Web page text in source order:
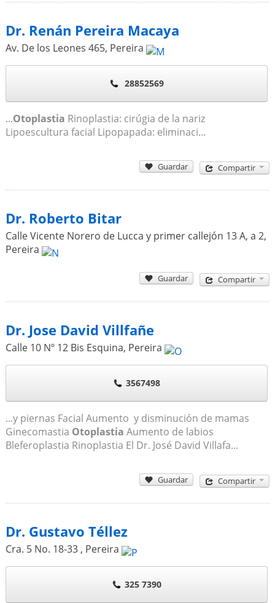
Dr. Renán Pereira Macaya
Av. De los Leones 465, Pereira
28852569
...Otoplastia Rinoplastia: cirúgia de la nariz
Lipoescultura facial Lipopapada: eliminaci...
Guardar Compartir
Dr. Roberto Bitar
Calle Vicente Norero de Lucca y primer callejón 13 A, a 2,
Pereira
Guardar Compartir
Dr. Jose David Villfañe
Calle 10 Nº 12 Bis Esquina, Pereira
3567498
...y piernas Facial Aumento y disminución de mamas
Ginecomastia Otoplastia Aumento de labios
Bleferoplastia Rinoplastia El Dr. José David Villafa...
Guardar Compartir
Dr. Gustavo Téllez
Cra. 5 No. 18-33 , Pereira
325 7390